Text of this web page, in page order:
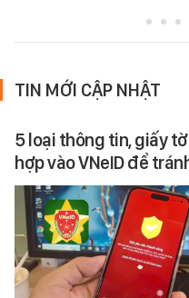
TIN MỚI CẬP NHẬT
5 loại thông tin, giấy
hợp vào VNeID để